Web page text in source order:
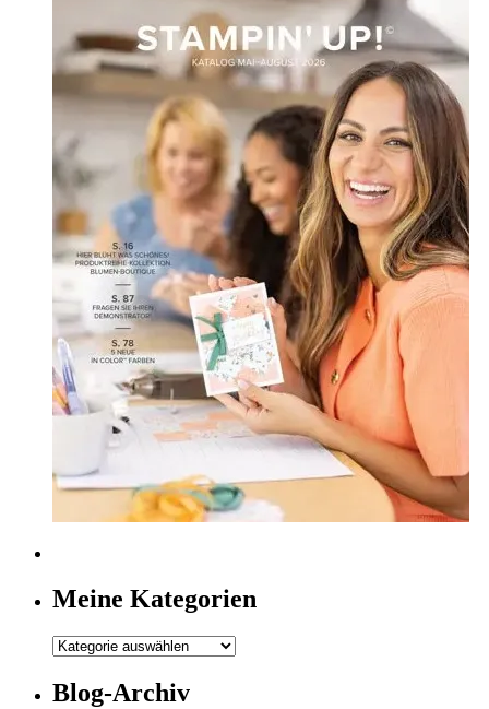
Meine Kategorien
Meine
Blog-Archiv